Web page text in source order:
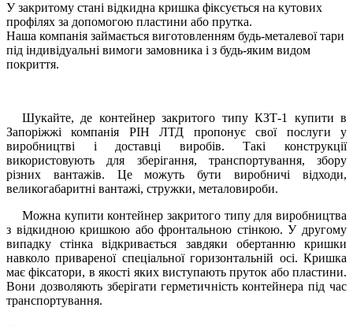
У закритому стані відкидна кришка фіксується на кутових
профілях за допомогою пластини або прутка.
Наша компанія займається виготовленням будь-металевої тари
під індивідуальні вимоги замовника і з будь-яким видом
покриття.
Шукайте, де контейнер закритого типу КЗТ-1 купити в
Запоріжжі компанія РІН ЛТД пропонує свої послуги у
виробництві і доставці виробів. Такі конструкції
використовують для зберігання, транспортування, збору
різних вантажів. Це можуть бути виробничі відходи,
великогабаритні вантажі, стружки, металовироби.
Можна купити контейнер закритого типу для виробництва
з відкидною кришкою або фронтальною стінкою. У другому
випадку стінка відкривається завдяки обертанню кришки
навколо привареної спеціальної горизонтальній осі. Кришка
має фіксатори, в якості яких виступають пруток або пластини.
Вони дозволяють зберігати герметичність контейнера під час
транспортування.